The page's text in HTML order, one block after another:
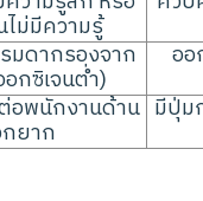
ม่มีความรู้
มดากรองจาก
กซิเจนต่ำ)
อ
อพนักงานด้าน
ยาก
มีปุ่ม